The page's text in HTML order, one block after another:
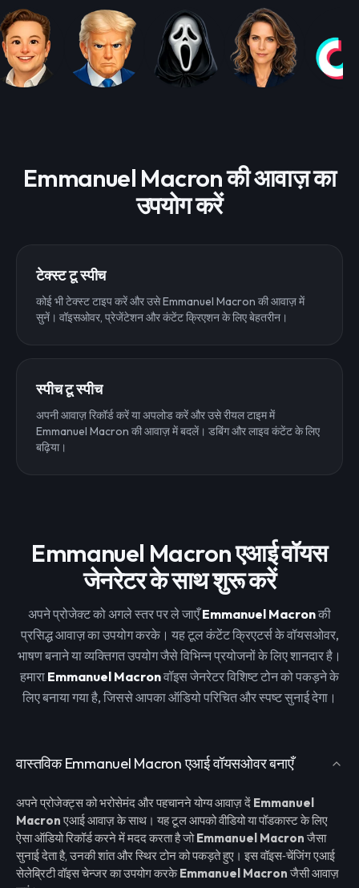
Emmanuel Macron की आवाज़ का
उपयोग करें
टेक्स्ट टू स्पीच
कोई भी टेक्स्ट टाइप करें और उसे Emmanuel Macron की आवाज़ में
सुनें। वॉइसओवर, प्रेजेंटेशन और कंटेंट क्रिएशन के लिए बेहतरीन।
स्पीच टू स्पीच
अपनी आवाज़ रिकॉर्ड करें या अपलोड करें और उसे रीयल टाइम में
Emmanuel Macron की आवाज़ में बदलें। डबिंग और लाइव कंटेंट के लिए
बढ़िया।
Emmanuel Macron एआई वॉयस
जेनरेटर के साथ शुरू करें
अपने प्रोजेक्ट को अगले स्तर पर ले जाएँEmmanuel Macronकी
प्रसिद्ध आवाज़ का उपयोग करके। यह टूल कंटेंट क्रिएटर्स के वॉयसओवर,
भाषण बनाने या व्यक्तिगत उपयोग जैसे विभिन्न प्रयोजनों के लिए शानदार है।
हमारा Emmanuel Macronवॉइस जेनरेटर विशिष्ट टोन को पकड़ने के
लिए बनाया गया है, जिससे आपका ऑडियो परिचित और स्पष्ट सुनाई देगा।
वास्तविक Emmanuel Macron एआई वॉयसओवर बनाएँ
अपने प्रोजेक्ट्स को भरोसेमंद और पहचानने योग्य आवाज़ दें Emmanuel
Macronएआई आवाज़ के साथ। यह टूल आपको वीडियो या पॉडकास्ट के लिए
ऐसा ऑडियो रिकॉर्ड करने में मदद करता है जोEmmanuel Macronजैसा
सुनाई देता है, उनकी शांत और स्थिर टोन को पकड़ते हुए। इस वॉइस‑चेंजिंग एआई
सेलेब्रिटी वॉइस चेन्जर का उपयोग करकेEmmanuel Macronजैसी आवाज़